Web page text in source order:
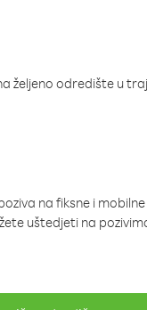
željeno odredište u
na fiksne i
uštedjeti na